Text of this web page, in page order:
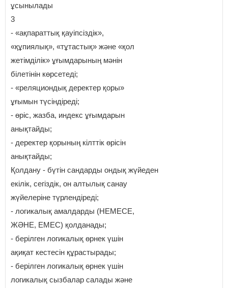
ұсынылады
3
- «ақпараттық қауіпсіздік»,
«құпиялық», «тұтастық» және «қол
жетімділік» ұғымдарының мәнін
білетінін көрсетеді;
- «реляциондық деректер қоры»
ұғымын түсіндіреді;
- өріс, жазба, индекс ұғымдарын
анықтайды;
- деректер қорының кілттік өрісін
анықтайды;
Қолдану - бүтін сандарды ондық жүйеден
екілік, сегіздік, он алтылық санау
жүйелеріне түрлендіреді;
- логикалық амалдарды (НЕМЕСЕ,
ЖӘНЕ, ЕМЕС) қолданады;
- берілген логикалық өрнек үшін
ақиқат кестесін құрастырады;
- берілген логикалық өрнек үшін
логикалық сызбалар салады және